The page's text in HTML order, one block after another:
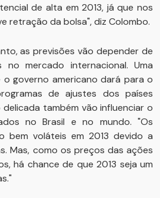
de alta em 2013, já que nos
retração da bolsa", diz Colombo.
as previsões vão depender de
no mercado internacional. Uma
governo americano dará para o
de ajustes dos países
também vão influenciar o
no Brasil e no mundo. "Os
bem voláteis em 2013 devido a
Mas, como os preços das ações
há chance de que 2013 seja um